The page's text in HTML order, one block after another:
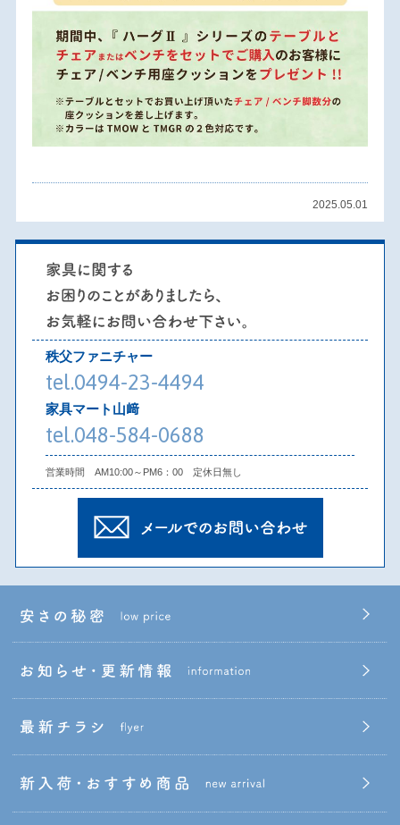
2025.05.01
秩父ファニチャー
tel.0494-23-4494
家具マート山﨑
tel.048-584-0688
営業時間 AM10:00～PM6：00 定休日無し